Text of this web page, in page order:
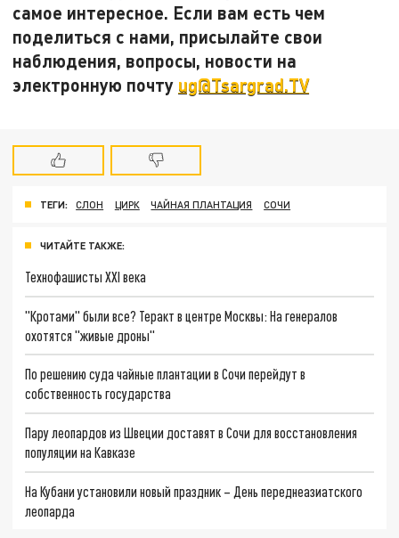
самое интересное. Если вам есть чем
поделиться с нами, присылайте свои
наблюдения, вопросы, новости на
электронную почту ug@Tsargrad.TV
ТЕГИ: СЛОН ЦИРК ЧАЙНАЯ ПЛАНТАЦИЯ СОЧИ
ЧИТАЙТЕ ТАКЖЕ:
Технофашисты XXI века
"Кротами" были все? Теракт в центре Москвы: На генералов
охотятся "живые дроны"
По решению суда чайные плантации в Сочи перейдут в
собственность государства
Пару леопардов из Швеции доставят в Сочи для восстановления
популяции на Кавказе
На Кубани установили новый праздник – День переднеазиатского
леопарда